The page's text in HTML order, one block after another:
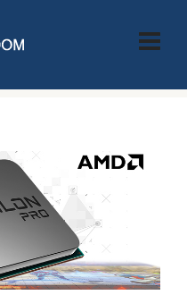
> AMD LANSIRAO NOVE